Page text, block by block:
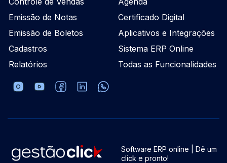
Emissão de Notas
Emissão de Boletos
Cadastros
Relatórios
Certificado Digital
Aplicativos e Integrações
Sistema ERP Online
Todas as Funcionalidades
Software ERP online | Dê um
click e pronto!